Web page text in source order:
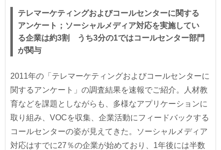
テレマーケティングおよびコールセンターに関する
アンケート；ソーシャルメディア対応を実施してい
る企業は約3割 うち3分の1ではコールセンター部門
が関与
2011年の「テレマーケティングおよびコールセンターに
関するアンケート」の調査結果を速報でご紹介。人材教
育などを課題としながらも、多様なアプリケーションに
取り組み、VOCを収集、企業活動にフィードバックする
コールセンターの姿が見えてきた。ソーシャルメディア
対応はすでに27％の企業が始めており、1年後には半数